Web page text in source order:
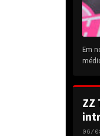
Em
ZZ
06/